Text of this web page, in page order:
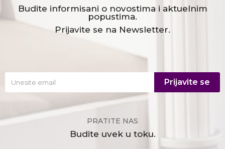
Budite informisani o novostima i aktuelnim
popustima.
Prijavite se na Newsletter.
Prijavite se
PRATITE NAS
Budite uvek u toku.